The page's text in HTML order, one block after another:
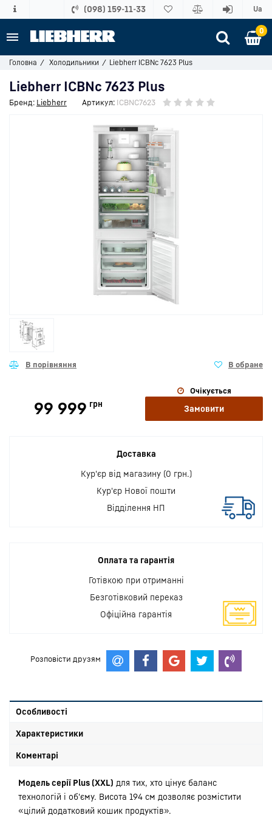
(098) 159-11-33 Ua
0
Головна Холодильники Liebherr ICBNc 7623 Plus
Liebherr ICBNc 7623 Plus
Бренд: Liebherr Артикул: ICBNC7623
99 999 грн
Очікується
Замовити
Доставка
Кур'єр від магазину (0 грн.)
Кур'єр Нової пошти
Відділення НП
Оплата та гарантія
Готівкою при отриманні
Безготівковий переказ
Офіційна гарантія
Розповісти друзям
Особливості
Характеристики
Коментарі
Модель серії Plus (XXL) для тих, хто цінує баланс
технологій і об'єму. Висота 194 см дозволяє розмістити
«цілий додатковий кошик продуктів».